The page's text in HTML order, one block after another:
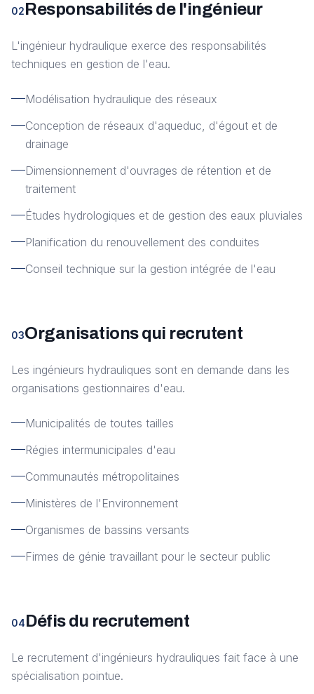
02Responsabilités de l'ingénieur
L'ingénieur hydraulique exerce des responsabilités
techniques en gestion de l'eau.
Modélisation hydraulique des réseaux
Conception de réseaux d'aqueduc, d'égout et de
drainage
Dimensionnement d'ouvrages de rétention et de
traitement
Études hydrologiques et de gestion des eaux pluviales
Planification du renouvellement des conduites
Conseil technique sur la gestion intégrée de l'eau
03Organisations qui recrutent
Les ingénieurs hydrauliques sont en demande dans les
organisations gestionnaires d'eau.
Municipalités de toutes tailles
Régies intermunicipales d'eau
Communautés métropolitaines
Ministères de l'Environnement
Organismes de bassins versants
Firmes de génie travaillant pour le secteur public
04Défis du recrutement
Le recrutement d'ingénieurs hydrauliques fait face à une
spécialisation pointue.